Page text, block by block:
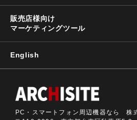
販売店様向け
マーケティングツール
English
PC・スマートフォン周辺機器なら 株